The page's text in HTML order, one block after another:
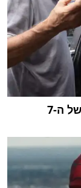
מול החרם התרבותי: הסיפור הישראלי של ה-7